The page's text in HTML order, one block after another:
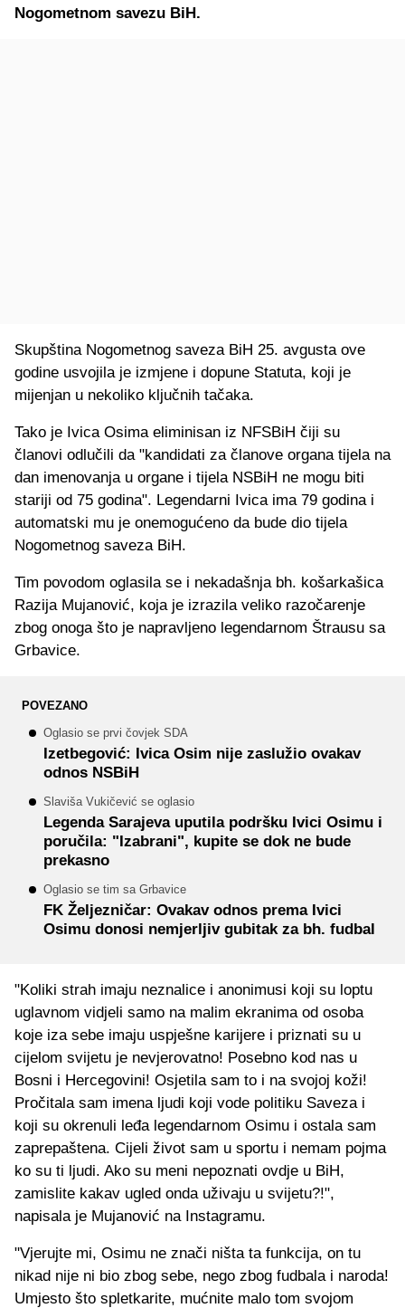
Nogometnom savezu BiH.
Skupština Nogometnog saveza BiH 25. avgusta ove
godine usvojila je izmjene i dopune Statuta, koji je
mijenjan u nekoliko ključnih tačaka.
Tako je Ivica Osima eliminisan iz NFSBiH čiji su
članovi odlučili da "kandidati za članove organa tijela na
dan imenovanja u organe i tijela NSBiH ne mogu biti
stariji od 75 godina". Legendarni Ivica ima 79 godina i
automatski mu je onemogućeno da bude dio tijela
Nogometnog saveza BiH.
Tim povodom oglasila se i nekadašnja bh. košarkašica
Razija Mujanović, koja je izrazila veliko razočarenje
zbog onoga što je napravljeno legendarnom Štrausu sa
Grbavice.
POVEZANO
Oglasio se prvi čovjek SDA
Izetbegović: Ivica Osim nije zaslužio ovakav
odnos NSBiH
Slaviša Vukičević se oglasio
Legenda Sarajeva uputila podršku Ivici Osimu i
poručila: "Izabrani", kupite se dok ne bude
prekasno
Oglasio se tim sa Grbavice
FK Željezničar: Ovakav odnos prema Ivici
Osimu donosi nemjerljiv gubitak za bh. fudbal
"Koliki strah imaju neznalice i anonimusi koji su loptu
uglavnom vidjeli samo na malim ekranima od osoba
koje iza sebe imaju uspješne karijere i priznati su u
cijelom svijetu je nevjerovatno! Posebno kod nas u
Bosni i Hercegovini! Osjetila sam to i na svojoj koži!
Pročitala sam imena ljudi koji vode politiku Saveza i
koji su okrenuli leđa legendarnom Osimu i ostala sam
zaprepaštena. Cijeli život sam u sportu i nemam pojma
ko su ti ljudi. Ako su meni nepoznati ovdje u BiH,
zamislite kakav ugled onda uživaju u svijetu?!",
napisala je Mujanović na Instagramu.
"Vjerujte mi, Osimu ne znači ništa ta funkcija, on tu
nikad nije ni bio zbog sebe, nego zbog fudbala i naroda!
Umjesto što spletkarite, mućnite malo tom svojom